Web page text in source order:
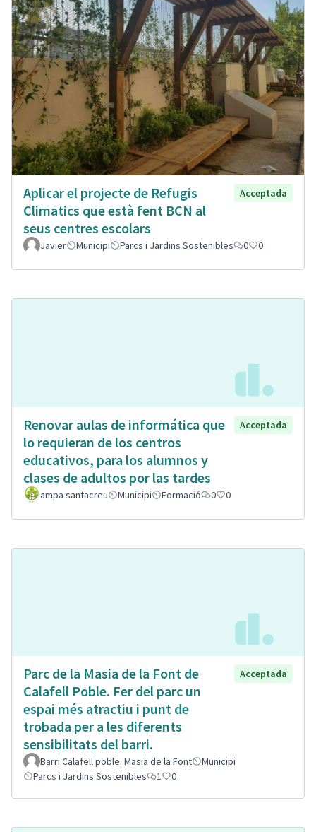
Aplicar el projecte de Refugis
Climatics que està fent BCN al
seus centres escolars
Acceptada
Javier Municipi Parcs i Jardins Sostenibles 0 0
Renovar aulas de informática que
lo requieran de los centros
educativos, para los alumnos y
clases de adultos por las tardes
Acceptada
ampa santacreu Municipi Formació 0 0
Parc de la Masia de la Font de
Calafell Poble. Fer del parc un
espai més atractiu i punt de
trobada per a les diferents
sensibilitats del barri.
Acceptada
Barri Calafell poble. Masia de la Font
Municipi
Parcs i Jardins Sostenibles
1 0